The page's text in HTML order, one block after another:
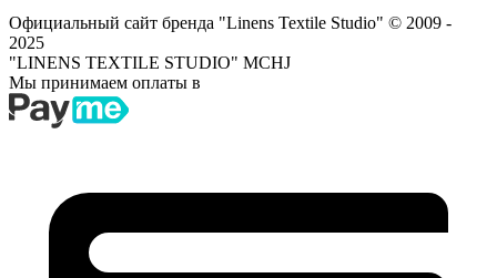
Официальный сайт бренда "Linens Textile Studio" © 2009 -
2025
"LINENS TEXTILE STUDIO" MCHJ
Мы принимаем оплаты в